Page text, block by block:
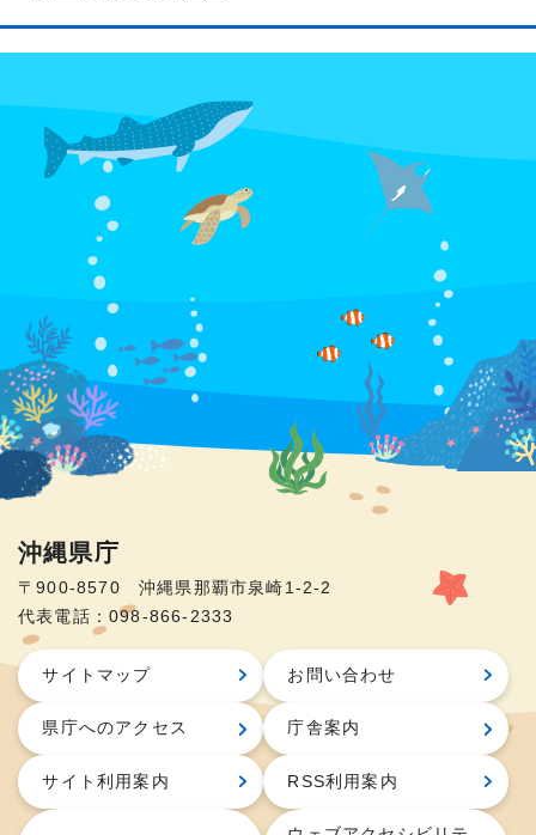
沖縄県庁
〒900-8570 沖縄県那覇市泉崎1-2-2
代表電話：098-866-2333
サイトマップ お問い合わせ
県庁へのアクセス 庁舎案内
サイト利用案内 RSS利用案内